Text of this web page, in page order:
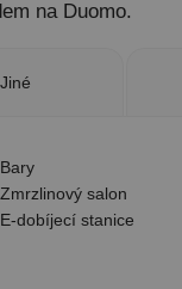
na Duomo.
Jiné
Bary
Zmrzlinový salon
E-dobíjecí stanice